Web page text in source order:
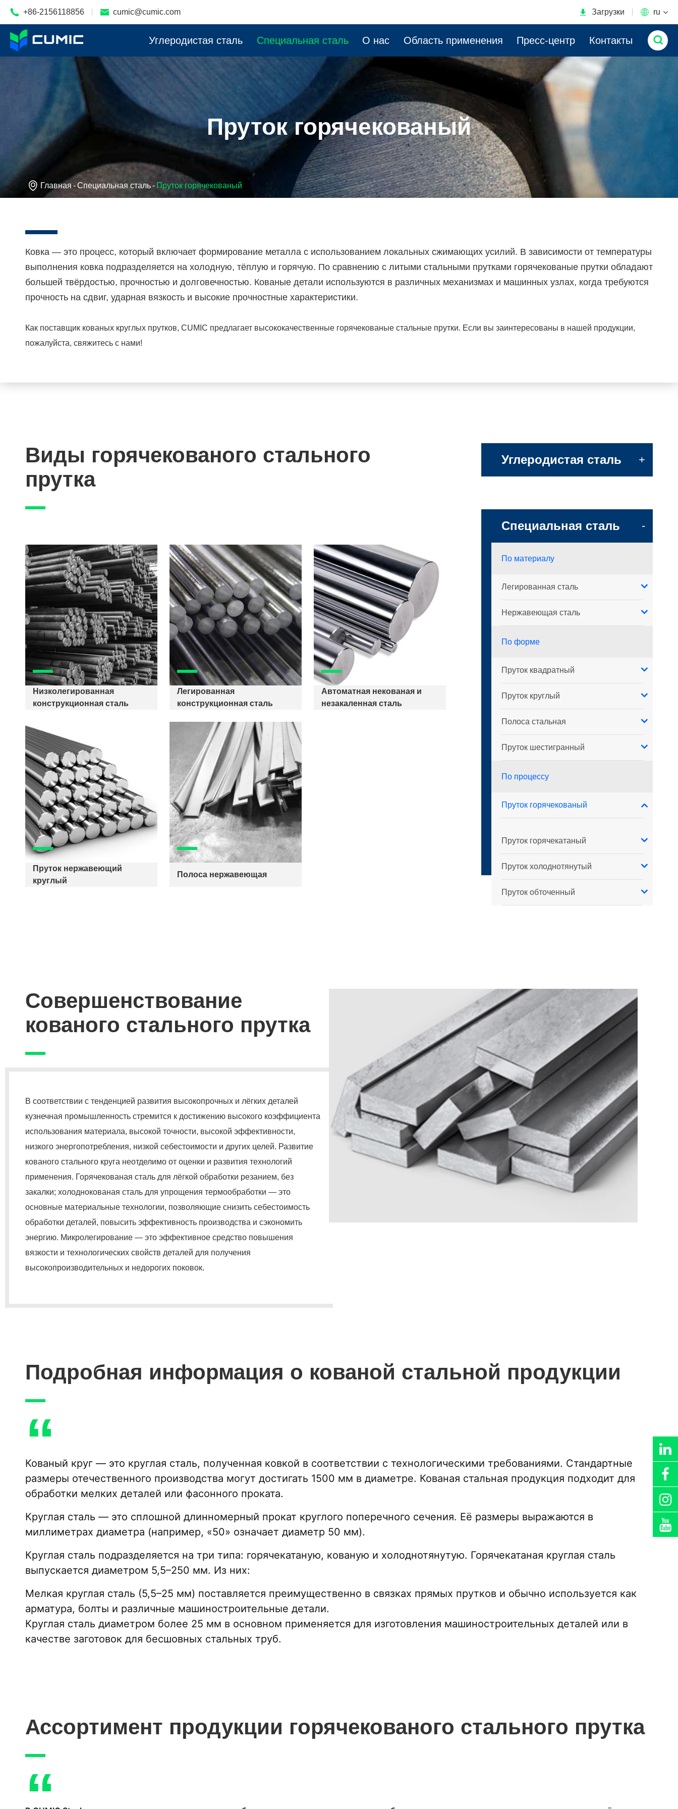
 +86-2156118856  cumic@cumic.com  Загрузки  ru
Углеродистая сталь Специальная сталь О нас Область применения Пресс-центр Контакты 
Пруток горячекованый
 Главная Специальная сталь Пруток горячекованый
Ковка — это процесс, который включает формирование металла с использованием локальных сжимающих усилий. В зависимости от температуры
выполнения ковка подразделяется на холодную, тёплую и горячую. По сравнению с литыми стальными прутками горячекованые прутки обладают
большей твёрдостью, прочностью и долговечностью. Кованые детали используются в различных механизмах и машинных узлах, когда требуются
прочность на сдвиг, ударная вязкость и высокие прочностные характеристики.
Как поставщик кованых круглых прутков, CUMIC предлагает высококачественные горячекованые стальные прутки. Если вы заинтересованы в нашей продукции,
пожалуйста, свяжитесь с нами!
Виды горячекованого стального
прутка
Низколегированная
конструкционная сталь
Легированная
конструкционная сталь
Автоматная некованая и
незакаленная сталь
Пруток нержавеющий
круглый
Полоса нержавеющая
Углеродистая сталь +
Специальная сталь -
По материалу
Легированная сталь
Нержавеющая сталь
По форме
Пруток квадратный
Пруток круглый
Полоса стальная
Пруток шестигранный
По процессу
Пруток горячекованый
Пруток горячекатаный
Пруток холоднотянутый
Пруток обточенный
Совершенствование
кованого стального прутка
В соответствии с тенденцией развития высокопрочных и лёгких деталей
кузнечная промышленность стремится к достижению высокого коэффициента
использования материала, высокой точности, высокой эффективности,
низкого энергопотребления, низкой себестоимости и других целей. Развитие
кованого стального круга неотделимо от оценки и развития технологий
применения. Горячекованая сталь для лёгкой обработки резанием, без
закалки; холоднокованая сталь для упрощения термообработки — это
основные материальные технологии, позволяющие снизить себестоимость
обработки деталей, повысить эффективность производства и сэкономить
энергию. Микролегирование — это эффективное средство повышения
вязкости и технологических свойств деталей для получения
высокопроизводительных и недорогих поковок.
Подробная информация о кованой стальной продукции
“
Кованый круг — это круглая сталь, полученная ковкой в соответствии с технологическими требованиями. Стандартные
размеры отечественного производства могут достигать 1500 мм в диаметре. Кованая стальная продукция подходит для
обработки мелких деталей или фасонного проката.
Круглая сталь — это сплошной длинномерный прокат круглого поперечного сечения. Её размеры выражаются в
миллиметрах диаметра (например, «50» означает диаметр 50 мм).
Круглая сталь подразделяется на три типа: горячекатаную, кованую и холоднотянутую. Горячекатаная круглая сталь
выпускается диаметром 5,5–250 мм. Из них:
Мелкая круглая сталь (5,5–25 мм) поставляется преимущественно в связках прямых прутков и обычно используется как
арматура, болты и различные машиностроительные детали.
Круглая сталь диаметром более 25 мм в основном применяется для изготовления машиностроительных деталей или в
качестве заготовок для бесшовных стальных труб.
Ассортимент продукции горячекованого стального прутка
“